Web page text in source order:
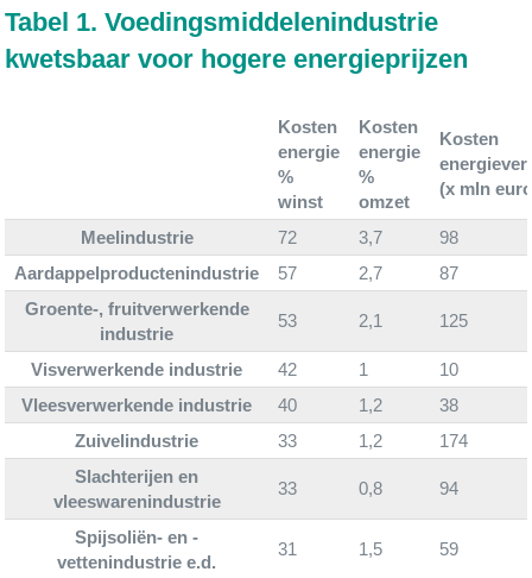
Kosten
energie
%
winst
Kosten
energie
%
omzet
Kosten
(x mln
Meelindustrie 72 3,7
98
Aardappelproductenindustrie
57 2,7
87
Groente-, fruitverwerkende
industrie
53 2,1 125
Visverwerkende industrie 42 1
10
Vleesverwerkende industrie
40 1,2
38
Zuivelindustrie
33 1,2
174
Slachterijen en
vleeswarenindustrie
33 0,8 94
Spijsoliën- en -
vettenindustrie e.d.
31 1,5 59
Tabel 1. Voedingsmiddelenindustrie
kwetsbaar voor hogere energieprijzen